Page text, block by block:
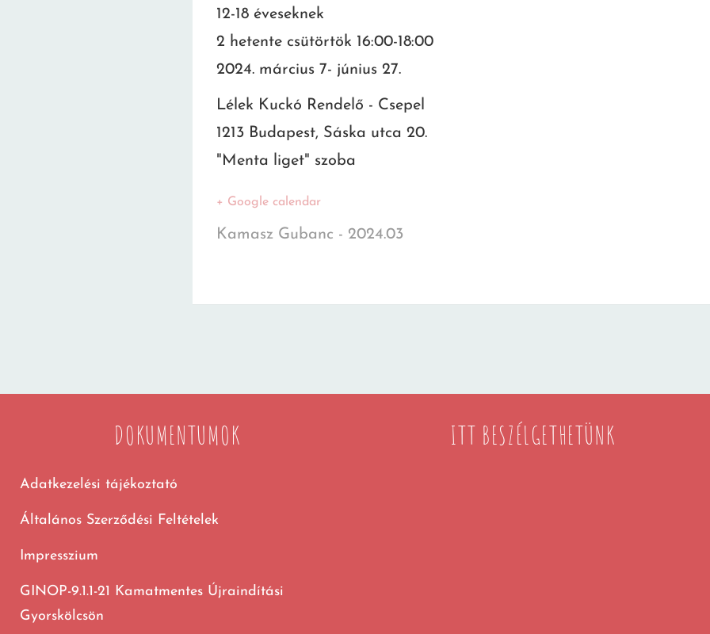
12-18 éveseknek
2 hetente csütörtök 16:00-18:00
2024. március 7- június 27.
Lélek Kuckó Rendelő - Csepel
1213 Budapest, Sáska utca 20.
"Menta liget" szoba
+ Google calendar
Kamasz Gubanc - 2024.03
DOKUMENTUMOK
Adatkezelési tájékoztató
Általános Szerződési Feltételek
Impresszium
GINOP-9.1.1-21 Kamatmentes Újraindítási
Gyorskölcsön
ITT BESZÉLGETHETÜNK